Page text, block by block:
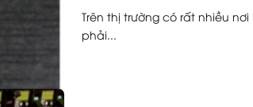
Trên thị trường có rất nhiều
phải...